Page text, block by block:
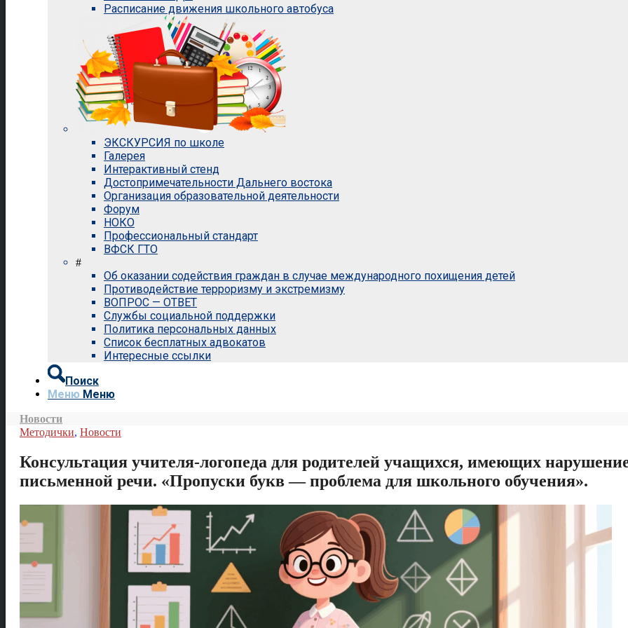
Расписание движения школьного автобуса
ЭКСКУРСИЯ по школе
Галерея
Интерактивный стенд
Достопримечательности Дальнего востока
Организация образовательной деятельности
Форум
НОКО
Профессиональный стандарт
ВФСК ГТО
#
Об оказании содействия граждан в случае международного похищения детей
Противодействие терроризму и экстремизму
ВОПРОС — ОТВЕТ
Службы социальной поддержки
Политика персональных данных
Список бесплатных адвокатов
Интересные ссылки
Поиск
Меню Меню
Новости
Методички, Новости
Консультация учителя-логопеда для родителей учащихся, имеющих
письменной речи. «Пропуски букв — проблема для школьного обучения».